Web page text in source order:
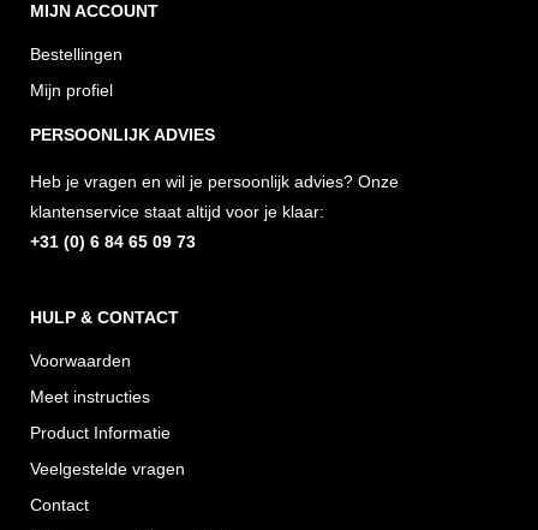
s
t
a
g
r
a
m
c
e
b
o
k
k
k
MIJN ACCOUNT
Bestellingen
Mijn profiel
PERSOONLIJK ADVIES
Heb je vragen en wil je persoonlijk advies? Onze
klantenservice staat altijd voor je klaar:
+31 (0) 6 84 65 09 73
HULP & CONTACT
Voorwaarden
Meet instructies
Product Informatie
Veelgestelde vragen
Contact